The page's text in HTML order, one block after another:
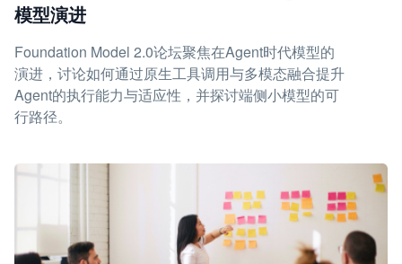
模型演进
Foundation Model 2.0论坛聚焦在Agent时代模型的
演进，讨论如何通过原生工具调用与多模态融合提升
Agent的执行能力与适应性，并探讨端侧小模型的可
行路径。